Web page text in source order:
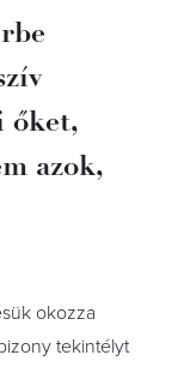
őket,
azok,
okozza
tekintélyt